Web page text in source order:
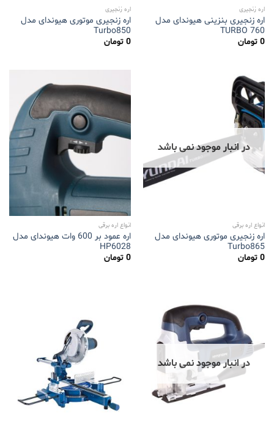
اره زنجیری
اره زنجیری بنزینی هیوندای مدل
TURBO 760
0 تومان
اره زنجیری
اره زنجیری موتوری هیوندای مدل
Turbo850
0 تومان
در انبار موجود نمی باشد
انواع اره برقی
اره زنجیری موتوری هیوندای مدل
Turbo865
0 تومان
انواع اره برقی
اره عمود بر 600 وات هیوندای مدل
HP6028
0 تومان
در انبار موجود نمی باشد